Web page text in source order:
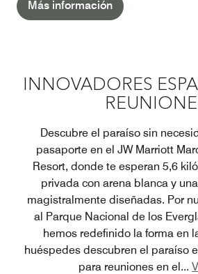
Más información
INNOVADORES
Descubre el paraíso sin
pasaporte en el JW Marriott
Resort, donde te esperan 5,6
privada con arena blanca y
magistralmente diseñadas. Por
al Parque Nacional de los
hemos redefinido la forma en
huéspedes descubren el paraíso
para reuniones en el...